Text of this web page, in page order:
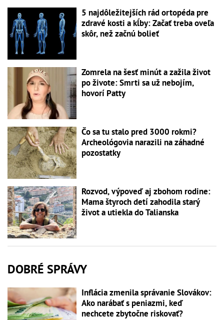
5 najdôležitejších rád ortopéda pre
zdravé kosti a kĺby: Začať treba oveľa
skôr, než začnú bolieť
Zomrela na šesť minút a zažila život
po živote: Smrti sa už nebojím,
hovorí Patty
Čo sa tu stalo pred 3000 rokmi?
Archeológovia narazili na záhadné
pozostatky
Rozvod, výpoveď aj zbohom rodine:
Mama štyroch detí zahodila starý
život a utiekla do Talianska
DOBRÉ SPRÁVY
Inflácia zmenila správanie Slovákov:
Ako narábať s peniazmi, keď
nechcete zbytočne riskovať?